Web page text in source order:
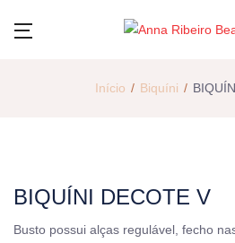
Início Biquíni
BIQUÍNI DECOTE V
Busto possui alças regulável, fecho